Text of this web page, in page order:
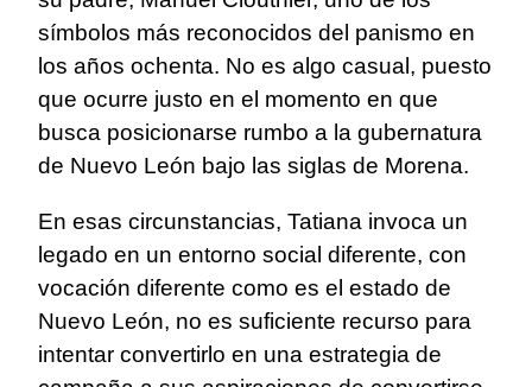
símbolos más reconocidos del panismo en
los años ochenta. No es algo casual, puesto
que ocurre justo en el momento en que
busca posicionarse rumbo a la gubernatura
de Nuevo León bajo las siglas de Morena.
En esas circunstancias, Tatiana invoca un
legado en un entorno social diferente, con
vocación diferente como es el estado de
Nuevo León, no es suficiente recurso para
intentar convertirlo en una estrategia de